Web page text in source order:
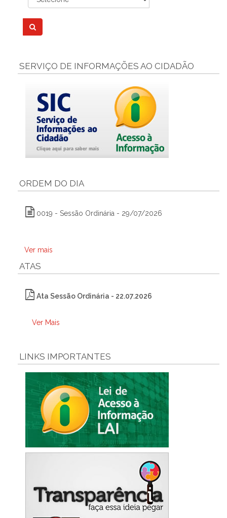
SERVIÇO DE INFORMAÇÕES AO CIDADÃO
ORDEM DO DIA
0019 - Sessão Ordinária - 29/07/2026
Ver mais
ATAS
Ata Sessão Ordinária - 22.07.2026
Ver Mais
LINKS IMPORTANTES